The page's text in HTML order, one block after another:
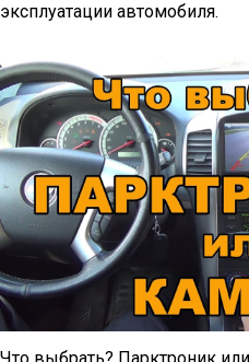
эксплуатации автомобиля.